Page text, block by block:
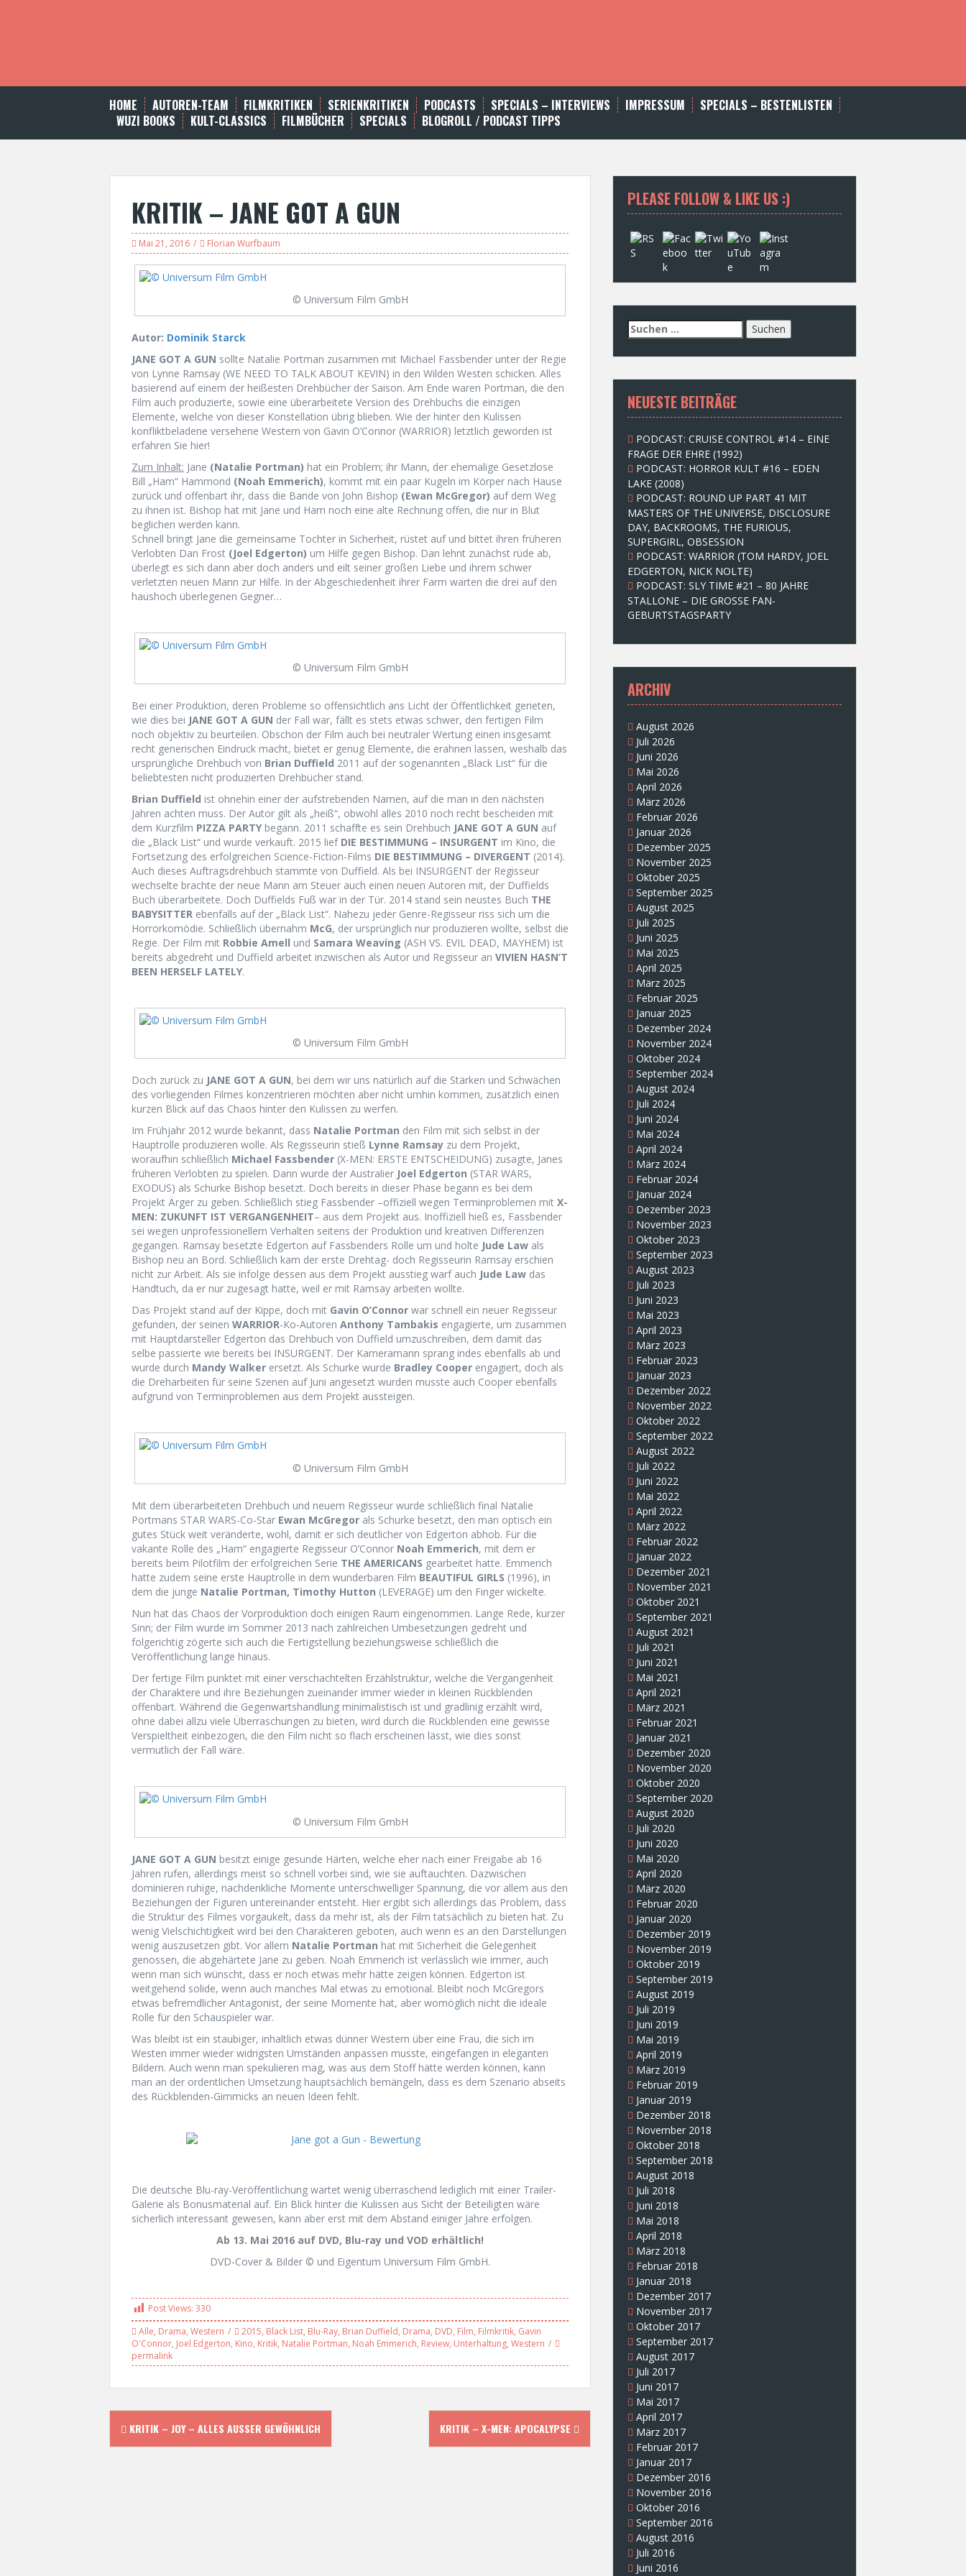
t
HOME AUTOREN-TEAM FILMKRITIKEN SERIENKRITIKEN PODCASTS SPECIALS – INTERVIEWS IMPRESSUM
SPECIALS – BESTENLISTEN
WUZI BOOKS
KULT-CLASSICS FILMBÜCHER SPECIALS BLOGROLL / PODCAST TIPPS
KRITIK – JANE GOT A GUN
Mai 21, 2016 Florian Wurfbaum
© Universum Film GmbH
Autor: Dominik Starck
JANE GOT A GUN sollte Natalie Portman zusammen mit Michael Fassbender unter der Regie
von Lynne Ramsay (WE NEED TO TALK ABOUT KEVIN) in den Wilden Westen schicken. Alles
basierend auf einem der heißesten Drehbücher der Saison. Am Ende waren Portman, die den
Film auch produzierte, sowie eine überarbeitete Version des Drehbuchs die einzigen
Elemente, welche von dieser Konstellation übrig blieben. Wie der hinter den Kulissen
konfliktbeladene versehene Western von Gavin O’Connor (WARRIOR) letztlich geworden ist
erfahren Sie hier!
Zum Inhalt: Jane (Natalie Portman) hat ein Problem; ihr Mann, der ehemalige Gesetzlose
Bill „Ham“ Hammond (Noah Emmerich), kommt mit ein paar Kugeln im Körper nach Hause
zurück und offenbart ihr, dass die Bande von John Bishop (Ewan McGregor) auf dem Weg
zu ihnen ist. Bishop hat mit Jane und Ham noch eine alte Rechnung offen, die nur in Blut
beglichen werden kann.
Schnell bringt Jane die gemeinsame Tochter in Sicherheit, rüstet auf und bittet ihren früheren
Verlobten Dan Frost (Joel Edgerton) um Hilfe gegen Bishop. Dan lehnt zunächst rüde ab,
überlegt es sich dann aber doch anders und eilt seiner großen Liebe und ihrem schwer
verletzten neuen Mann zur Hilfe. In der Abgeschiedenheit ihrer Farm warten die drei auf den
haushoch überlegenen Gegner…
© Universum Film GmbH
Bei einer Produktion, deren Probleme so offensichtlich ans Licht der Öffentlichkeit gerieten,
wie dies bei JANE GOT A GUN der Fall war, fällt es stets etwas schwer, den fertigen Film
noch objektiv zu beurteilen. Obschon der Film auch bei neutraler Wertung einen insgesamt
recht generischen Eindruck macht, bietet er genug Elemente, die erahnen lassen, weshalb das
ursprüngliche Drehbuch von Brian Duffield 2011 auf der sogenannten „Black List“ für die
beliebtesten nicht produzierten Drehbücher stand.
Brian Duffield ist ohnehin einer der aufstrebenden Namen, auf die man in den nächsten
Jahren achten muss. Der Autor gilt als „heiß“, obwohl alles 2010 noch recht bescheiden mit
dem Kurzfilm PIZZA PARTY begann. 2011 schaffte es sein Drehbuch JANE GOT A GUN auf
die „Black List“ und wurde verkauft. 2015 lief DIE BESTIMMUNG – INSURGENT im Kino, die
Fortsetzung des erfolgreichen Science-Fiction-Films DIE BESTIMMUNG – DIVERGENT (2014).
Auch dieses Auftragsdrehbuch stammte von Duffield. Als bei INSURGENT der Regisseur
wechselte brachte der neue Mann am Steuer auch einen neuen Autoren mit, der Duffields
Buch überarbeitete. Doch Duffields Fuß war in der Tür. 2014 stand sein neustes Buch THE
BABYSITTER ebenfalls auf der „Black List“. Nahezu jeder Genre-Regisseur riss sich um die
Horrorkomödie. Schließlich übernahm McG, der ursprünglich nur produzieren wollte, selbst die
Regie. Der Film mit Robbie Amell und Samara Weaving (ASH VS. EVIL DEAD, MAYHEM) ist
bereits abgedreht und Duffield arbeitet inzwischen als Autor und Regisseur an VIVIEN HASN’T
BEEN HERSELF LATELY.
© Universum Film GmbH
Doch zurück zu JANE GOT A GUN, bei dem wir uns natürlich auf die Stärken und Schwächen
des vorliegenden Filmes konzentrieren möchten aber nicht umhin kommen, zusätzlich einen
kurzen Blick auf das Chaos hinter den Kulissen zu werfen.
Im Frühjahr 2012 wurde bekannt, dass Natalie Portman den Film mit sich selbst in der
Hauptrolle produzieren wolle. Als Regisseurin stieß Lynne Ramsay zu dem Projekt,
woraufhin schließlich Michael Fassbender (X-MEN: ERSTE ENTSCHEIDUNG) zusagte, Janes
früheren Verlobten zu spielen. Dann wurde der Australier Joel Edgerton (STAR WARS,
EXODUS) als Schurke Bishop besetzt. Doch bereits in dieser Phase begann es bei dem
Projekt Ärger zu geben. Schließlich stieg Fassbender –offiziell wegen Terminproblemen mit X-
MEN: ZUKUNFT IST VERGANGENHEIT– aus dem Projekt aus. Inoffiziell hieß es, Fassbender
sei wegen unprofessionellem Verhalten seitens der Produktion und kreativen Differenzen
gegangen. Ramsay besetzte Edgerton auf Fassbenders Rolle um und holte Jude Law als
Bishop neu an Bord. Schließlich kam der erste Drehtag- doch Regisseurin Ramsay erschien
nicht zur Arbeit. Als sie infolge dessen aus dem Projekt ausstieg warf auch Jude Law das
Handtuch, da er nur zugesagt hatte, weil er mit Ramsay arbeiten wollte.
Das Projekt stand auf der Kippe, doch mit Gavin O’Connor war schnell ein neuer Regisseur
gefunden, der seinen WARRIOR-Ko-Autoren Anthony Tambakis engagierte, um zusammen
mit Hauptdarsteller Edgerton das Drehbuch von Duffield umzuschreiben, dem damit das
selbe passierte wie bereits bei INSURGENT. Der Kameramann sprang indes ebenfalls ab und
wurde durch Mandy Walker ersetzt. Als Schurke wurde Bradley Cooper engagiert, doch als
die Dreharbeiten für seine Szenen auf Juni angesetzt wurden musste auch Cooper ebenfalls
aufgrund von Terminproblemen aus dem Projekt aussteigen.
© Universum Film GmbH
Mit dem überarbeiteten Drehbuch und neuem Regisseur wurde schließlich final Natalie
Portmans STAR WARS-Co-Star Ewan McGregor als Schurke besetzt, den man optisch ein
gutes Stück weit veränderte, wohl, damit er sich deutlicher von Edgerton abhob. Für die
vakante Rolle des „Ham“ engagierte Regisseur O’Connor Noah Emmerich, mit dem er
bereits beim Pilotfilm der erfolgreichen Serie THE AMERICANS gearbeitet hatte. Emmerich
hatte zudem seine erste Hauptrolle in dem wunderbaren Film BEAUTIFUL GIRLS (1996), in
dem die junge Natalie Portman, Timothy Hutton (LEVERAGE) um den Finger wickelte.
Nun hat das Chaos der Vorproduktion doch einigen Raum eingenommen. Lange Rede, kurzer
Sinn; der Film wurde im Sommer 2013 nach zahlreichen Umbesetzungen gedreht und
folgerichtig zögerte sich auch die Fertigstellung beziehungsweise schließlich die
Veröffentlichung lange hinaus.
Der fertige Film punktet mit einer verschachtelten Erzählstruktur, welche die Vergangenheit
der Charaktere und ihre Beziehungen zueinander immer wieder in kleinen Rückblenden
offenbart. Während die Gegenwartshandlung minimalistisch ist und gradlinig erzählt wird,
ohne dabei allzu viele Überraschungen zu bieten, wird durch die Rückblenden eine gewisse
Verspieltheit einbezogen, die den Film nicht so flach erscheinen lässt, wie dies sonst
vermutlich der Fall wäre.
© Universum Film GmbH
JANE GOT A GUN besitzt einige gesunde Härten, welche eher nach einer Freigabe ab 16
Jahren rufen, allerdings meist so schnell vorbei sind, wie sie auftauchten. Dazwischen
dominieren ruhige, nachdenkliche Momente unterschwelliger Spannung, die vor allem aus den
Beziehungen der Figuren untereinander entsteht. Hier ergibt sich allerdings das Problem, dass
die Struktur des Filmes vorgaukelt, dass da mehr ist, als der Film tatsächlich zu bieten hat. Zu
wenig Vielschichtigkeit wird bei den Charakteren geboten, auch wenn es an den Darstellungen
wenig auszusetzen gibt. Vor allem Natalie Portman hat mit Sicherheit die Gelegenheit
genossen, die abgehärtete Jane zu geben. Noah Emmerich ist verlässlich wie immer, auch
wenn man sich wünscht, dass er noch etwas mehr hätte zeigen können. Edgerton ist
weitgehend solide, wenn auch manches Mal etwas zu emotional. Bleibt noch McGregors
etwas befremdlicher Antagonist, der seine Momente hat, aber womöglich nicht die ideale
Rolle für den Schauspieler war.
Was bleibt ist ein staubiger, inhaltlich etwas dünner Western über eine Frau, die sich im
Westen immer wieder widrigsten Umständen anpassen musste, eingefangen in eleganten
Bildern. Auch wenn man spekulieren mag, was aus dem Stoff hätte werden können, kann
man an der ordentlichen Umsetzung hauptsächlich bemängeln, dass es dem Szenario abseits
des Rückblenden-Gimmicks an neuen Ideen fehlt.
Die deutsche Blu-ray-Veröffentlichung wartet wenig überraschend lediglich mit einer Trailer-
Galerie als Bonusmaterial auf. Ein Blick hinter die Kulissen aus Sicht der Beteiligten wäre
sicherlich interessant gewesen, kann aber erst mit dem Abstand einiger Jahre erfolgen.
Ab 13. Mai 2016 auf DVD, Blu-ray und VOD erhältlich!
DVD-Cover & Bilder © und Eigentum Universum Film GmbH.
Post Views: 330
Alle, Drama, Western 2015, Black List, Blu-Ray, Brian Duffield, Drama, DVD, Film, Filmkritik, Gavin
O'Connor, Joel Edgerton, Kino, Kritik, Natalie Portman, Noah Emmerich, Review, Unterhaltung, Western
permalink
P KRITIK – JOY – ALLES AUSSER GEWÖHNLICH KRITIK – X-MEN: APOCALYPSE
PLEASE FOLLOW & LIKE US :)
S
u
c
e
n
n
c
h
:
NEUESTE BEITRÄGE
PODCAST: CRUISE CONTROL #14 – EINE
FRAGE DER EHRE (1992)
PODCAST: HORROR KULT #16 – EDEN
LAKE (2008)
PODCAST: ROUND UP PART 41 MIT
MASTERS OF THE UNIVERSE, DISCLOSURE
DAY, BACKROOMS, THE FURIOUS,
SUPERGIRL, OBSESSION
PODCAST: WARRIOR (TOM HARDY, JOEL
EDGERTON, NICK NOLTE)
PODCAST: SLY TIME #21 – 80 JAHRE
STALLONE – DIE GROSSE FAN-
GEBURTSTAGSPARTY
ARCHIV
August 2026
Juli 2026
Juni 2026
Mai 2026
April 2026
März 2026
Februar 2026
Januar 2026
Dezember 2025
November 2025
Oktober 2025
September 2025
August 2025
Juli 2025
Juni 2025
Mai 2025
April 2025
März 2025
Februar 2025
Januar 2025
Dezember 2024
November 2024
Oktober 2024
September 2024
August 2024
Juli 2024
Juni 2024
Mai 2024
April 2024
März 2024
Februar 2024
Januar 2024
Dezember 2023
November 2023
Oktober 2023
September 2023
August 2023
Juli 2023
Juni 2023
Mai 2023
April 2023
März 2023
Februar 2023
Januar 2023
Dezember 2022
November 2022
Oktober 2022
September 2022
August 2022
Juli 2022
Juni 2022
Mai 2022
April 2022
März 2022
Februar 2022
Januar 2022
Dezember 2021
November 2021
Oktober 2021
September 2021
August 2021
Juli 2021
Juni 2021
Mai 2021
April 2021
März 2021
Februar 2021
Januar 2021
Dezember 2020
November 2020
Oktober 2020
September 2020
August 2020
Juli 2020
Juni 2020
Mai 2020
April 2020
März 2020
Februar 2020
Januar 2020
Dezember 2019
November 2019
Oktober 2019
September 2019
August 2019
Juli 2019
Juni 2019
Mai 2019
April 2019
März 2019
Februar 2019
Januar 2019
Dezember 2018
November 2018
Oktober 2018
September 2018
August 2018
Juli 2018
Juni 2018
Mai 2018
April 2018
März 2018
Februar 2018
Januar 2018
Dezember 2017
November 2017
Oktober 2017
September 2017
August 2017
Juli 2017
Juni 2017
Mai 2017
April 2017
März 2017
Februar 2017
Januar 2017
Dezember 2016
November 2016
Oktober 2016
September 2016
August 2016
Juli 2016
Juni 2016